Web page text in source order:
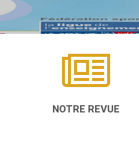
NOTRE REVUE